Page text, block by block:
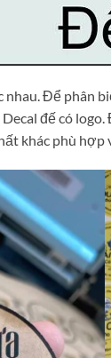
Để phân
đế có
khác phù hợp